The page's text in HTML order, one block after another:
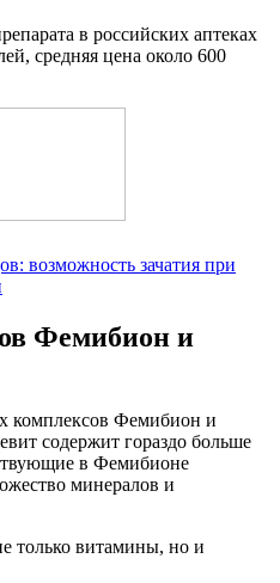
в российских аптеках
средняя цена около 600
возможность зачатия при
Фемибион и
комплексов Фемибион и
содержит гораздо больше
в Фемибионе
минералов и
только витамины, но и